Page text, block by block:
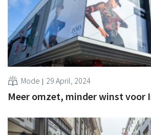
Mode 29 April, 2024
Meer omzet, minder winst voor